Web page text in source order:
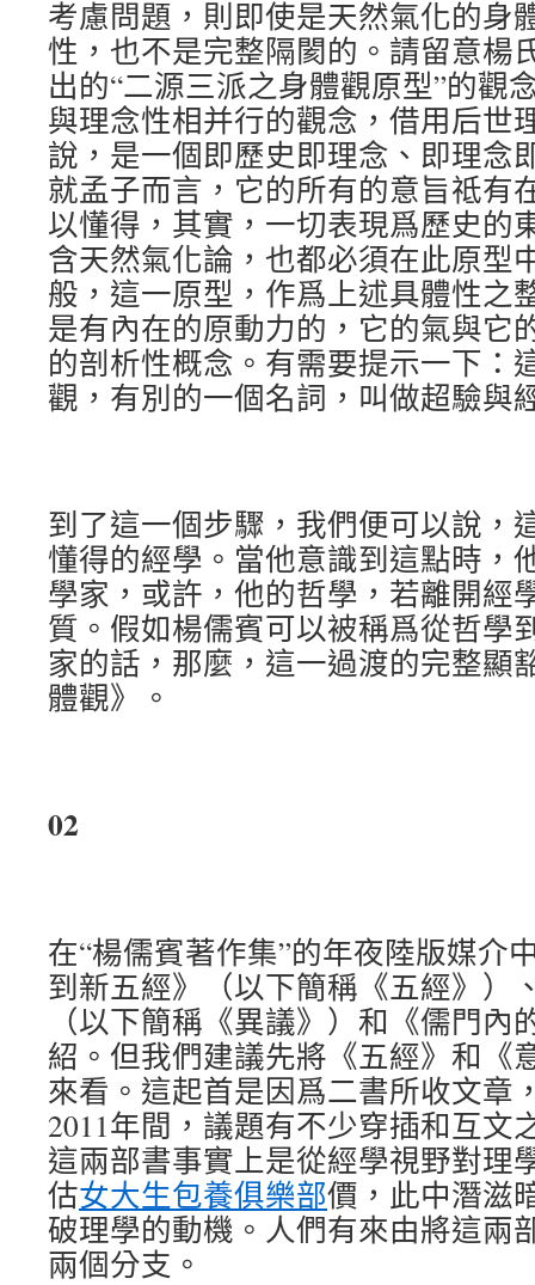
考慮問題，則即使是天然氣化的身
性，也不是完整隔閡的。請留意楊
出的“二源三派之身體觀原型”的觀
與理念性相并行的觀念，借用后世
說，是一個即歷史即理念、即理念
就孟子而言，它的所有的意旨祗有
以懂得，其實，一切表現爲歷史的
含天然氣化論，也都必須在此原型
般，這一原型，作爲上述具體性之
是有內在的原動力的，它的氣與它
的剖析性概念。有需要提示一下：
觀，有別的一個名詞，叫做超驗與
到了這一個步驟，我們便可以說，
懂得的經學。當他意識到這點時，
學家，或許，他的哲學，若離開經
質。假如楊儒賓可以被稱爲從哲學
家的話，那麼，這一過渡的完整顯
體觀》。
02
在“楊儒賓著作集”的年夜陸版媒介
到新五經》（以下簡稱《五經》）
（以下簡稱《異議》）和《儒門內
紹。但我們建議先將《五經》和《
來看。這起首是因爲二書所收文章
2011年間，議題有不少穿插和互文
這兩部書事實上是從經學視野對理
估女大生包養俱樂部價，此中潛滋
破理學的動機。人們有來由將這兩
兩個分支。